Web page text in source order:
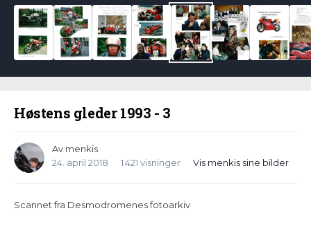
Høstens gleder 1993 - 3
Av menkis
24. april 2018
1 421 visninger Vis menkis sine bilder
Scannet fra Desmodromenes fotoarkiv